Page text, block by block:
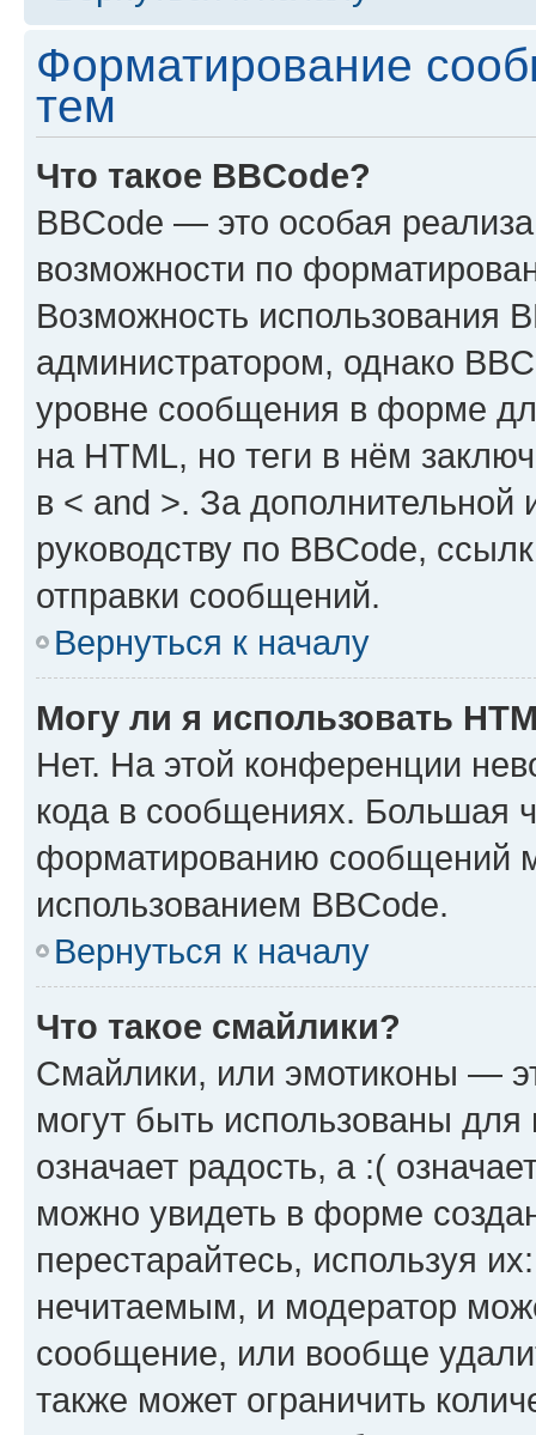
Форматирование
тем
Что такое BBCode?
BBCode — это особая
возможности по
Возможность использования
администратором, однако
уровне сообщения в форме
на HTML, но теги в нём
в < and >. За
руководству по BBCode,
отправки сообщений.
Вернуться к началу
Могу ли я использовать
Нет. На этой конференции
кода в сообщениях. Большая
форматированию сообщений
использованием BBCode.
Вернуться к началу
Что такое смайлики?
Смайлики, или эмотиконы —
могут быть использованы
означает радость, а :(
можно увидеть в форме
перестарайтесь, используя
нечитаемым, и модератор
сообщение, или вообще
также может ограничить